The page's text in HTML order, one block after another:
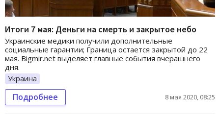
Итоги 7 мая: Деньги на смерть и закрытое небо
Украинские медики получили дополнительные
социальные гарантии; Граница остается закрытой до 22
мая. Bigmir.net выделяет главные события вчерашнего
дня.
Украина
Подробнее 8 мая 2020, 08:25